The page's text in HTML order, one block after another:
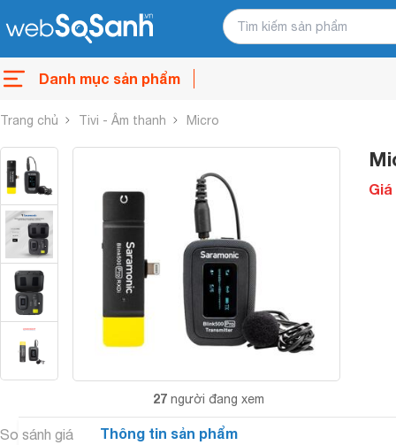
Danh mục sản phẩm
Trang chủ Tivi - Âm thanh Micro
27 người đang xem
Giá
So sánh giá Thông tin sản phẩm